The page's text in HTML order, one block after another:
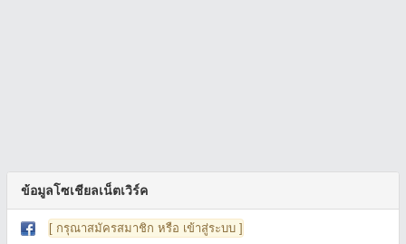
ข้อมูลโซเชียลเน็ตเวิร์ค
[ กรุณาสมัครสมาชิก หรือ เข้าสู่ระบบ ]